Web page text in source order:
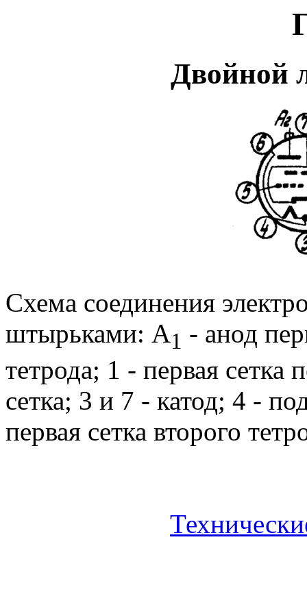
Двойной
Схема соединения
штырьками: А1 - анод
тетрода; 1 - первая сетка
сетка; 3 и 7 - катод; 4 -
первая сетка второго